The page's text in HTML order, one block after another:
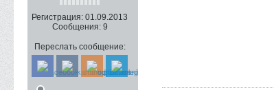
Регистрация: 01.09.2013
Сообщения: 9
Переслать сообщение: